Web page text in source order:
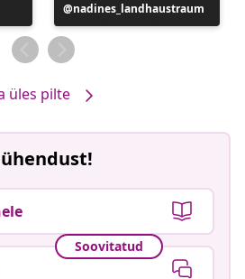
Postitus
avaldatud
nadines_landhaustraum
üles pilte
Soovitatud